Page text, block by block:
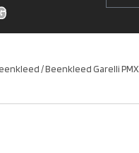
/ Beenkleed Garelli PMX